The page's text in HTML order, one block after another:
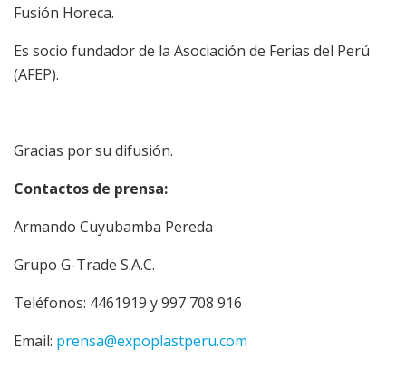
Fusión Horeca.
Es socio fundador de la Asociación de Ferias del Perú
(AFEP).
Gracias por su difusión.
Contactos de prensa:
Armando Cuyubamba Pereda
Grupo G-Trade S.A.C.
Teléfonos: 4461919 y 997 708 916
Email: prensa@expoplastperu.com